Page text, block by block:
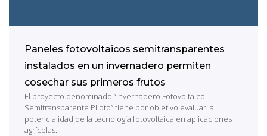
Paneles fotovoltaicos semitransparentes
instalados en un invernadero permiten
cosechar sus primeros frutos
El proyecto denominado “Invernadero Fotovoltaico
Semitransparente Piloto” tiene por objetivo evaluar la
potencialidad de la tecnología fotovoltaica en aplicaciones
agrícolas...